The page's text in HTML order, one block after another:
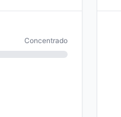
Concentrado